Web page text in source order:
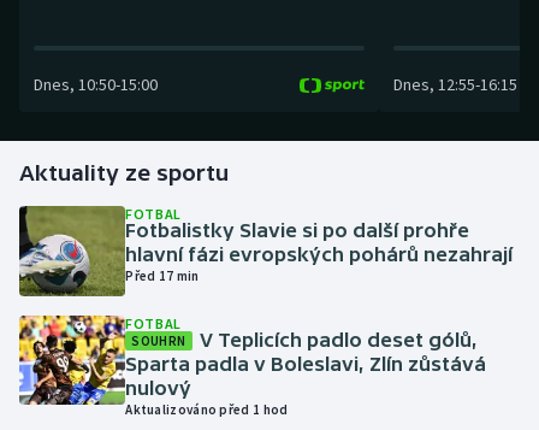
Futsal
Gymnastika
Házená
Jezdectví
Judo
Dnes, 10:50-15:00 Dnes, 12:55-16:15
Aktuality ze sportu
FOTBAL
Fotbalistky Slavie si po další prohře
hlavní fázi evropských pohárů nezahrají
Před 17 min
FOTBAL
SOUHRN
V Teplicích padlo deset gólů,
Sparta padla v Boleslavi, Zlín zůstává
nulový
Aktualizováno před 1 hod